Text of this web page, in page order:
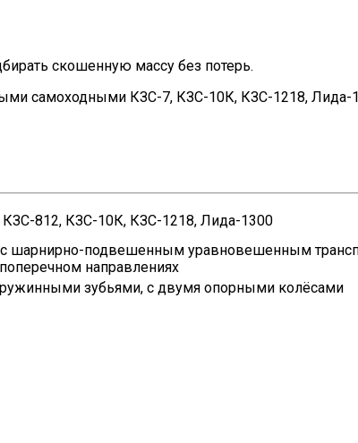
скошенную массу без потерь.
самоходными КЗС-7, КЗС-10К, КЗС-1218, Лида-
812, КЗС-10К, КЗС-1218, Лида-1300
шарнирно-подвешенным уравновешенным
направлениях
зубьями, с двумя опорными колёсами